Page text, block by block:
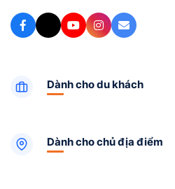
Dành cho du khách
Dành cho chủ địa điểm